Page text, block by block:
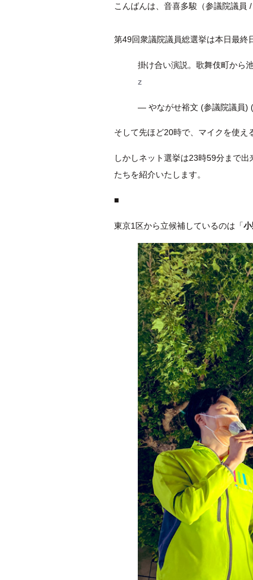
こんばんは、音喜多駿（参議院議員 /
第49回衆議院議員総選挙は本日最終
掛け合い演説。歌舞伎町から
z
— やながせ裕文 (参議院議員)
そして先ほど20時で、マイクを使え
しかしネット選挙は23時59分まで
たちを紹介いたします。
■
東京1区から立候補しているのは「